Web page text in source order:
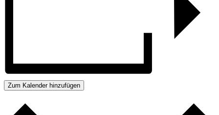
Zum Kalender hinzufügen